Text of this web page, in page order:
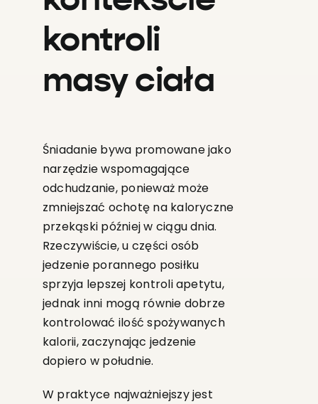
kontroli
masy ciała
Śniadanie bywa promowane jako
narzędzie wspomagające
odchudzanie, ponieważ może
zmniejszać ochotę na kaloryczne
przekąski później w ciągu dnia.
Rzeczywiście, u części osób
jedzenie porannego posiłku
sprzyja lepszej kontroli apetytu,
jednak inni mogą równie dobrze
kontrolować ilość spożywanych
kalorii, zaczynając jedzenie
dopiero w południe.
W praktyce najważniejszy jest